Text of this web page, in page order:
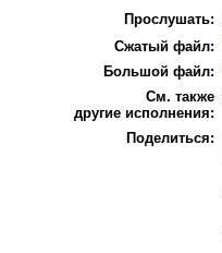
Прослушать:
Cжатый файл:
Большой файл:
См. также
другие исполнения:
Поделиться: